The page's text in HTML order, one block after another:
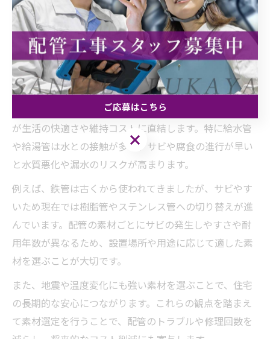
の素材選び
配管工事の素材選びは耐久性とサビ対策が重要
配管工事の素材選びにおいて、最も重視すべきポイント
は耐久性とサビ対策です。住宅の配管は長期間にわたり
安全に使い続ける必要があるため、素材の耐食性や強度
が生活の快適さや維持コストに直結します。特に給水管
や給湯管は水との接触が多く、サビや腐食の進行が早い
と水質悪化や漏水のリスクが高まります。
例えば、鉄管は古くから使われてきましたが、サビやす
いため現在では樹脂管やステンレス管への切り替えが進
んでいます。配管の素材ごとにサビの発生しやすさや耐
用年数が異なるため、設置場所や用途に応じて適した素
材を選ぶことが大切です。
また、地震や温度変化にも強い素材を選ぶことで、住宅
の長期的な安心につながります。これらの観点を踏まえ
て素材選定を行うことで、配管のトラブルや修理回数を
ご応募はこちら
ご応募はこちら